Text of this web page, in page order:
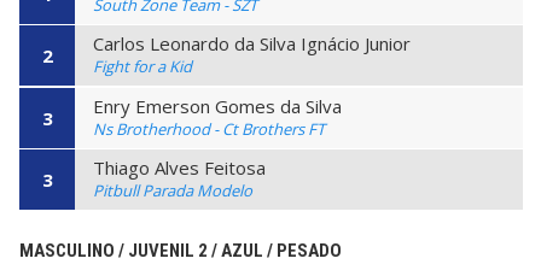
South Zone Team - SZT
2 Carlos Leonardo da Silva Ignácio Junior
Fight for a Kid
3 Enry Emerson Gomes da Silva
Ns Brotherhood - Ct Brothers FT
3 Thiago Alves Feitosa
Pitbull Parada Modelo
MASCULINO / JUVENIL 2 / AZUL / PESADO